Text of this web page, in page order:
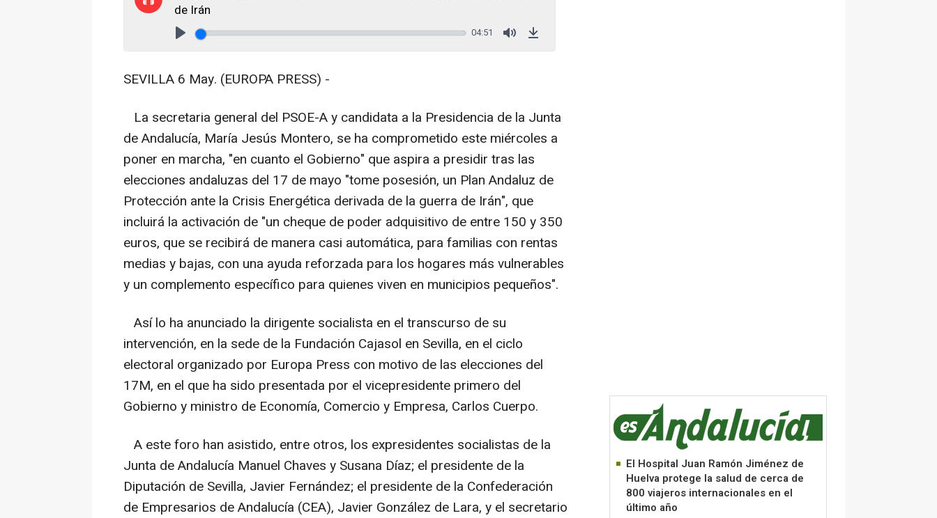
de Irán
04:51
SEVILLA 6 May. (EUROPA PRESS) -
La secretaria general del PSOE-A y candidata a la Presidencia de la Junta
de Andalucía, María Jesús Montero, se ha comprometido este miércoles a
poner en marcha, "en cuanto el Gobierno" que aspira a presidir tras las
elecciones andaluzas del 17 de mayo "tome posesión, un Plan Andaluz de
Protección ante la Crisis Energética derivada de la guerra de Irán", que
incluirá la activación de "un cheque de poder adquisitivo de entre 150 y 350
euros, que se recibirá de manera casi automática, para familias con rentas
medias y bajas, con una ayuda reforzada para los hogares más vulnerables
y un complemento específico para quienes viven en municipios pequeños".
Así lo ha anunciado la dirigente socialista en el transcurso de su
intervención, en la sede de la Fundación Cajasol en Sevilla, en el ciclo
electoral organizado por Europa Press con motivo de las elecciones del
17M, en el que ha sido presentada por el vicepresidente primero del
Gobierno y ministro de Economía, Comercio y Empresa, Carlos Cuerpo.
A este foro han asistido, entre otros, los expresidentes socialistas de la
Junta de Andalucía Manuel Chaves y Susana Díaz; el presidente de la
Diputación de Sevilla, Javier Fernández; el presidente de la Confederación
de Empresarios de Andalucía (CEA), Javier González de Lara, y el secretario
El Hospital Juan Ramón Jiménez de
Huelva protege la salud de cerca de
800 viajeros internacionales en el
último año